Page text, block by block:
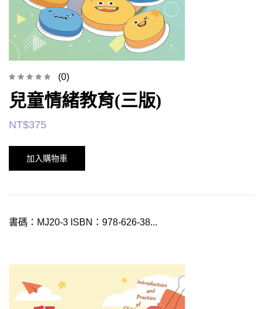
(0)
兒童情緒教育(三版)
NT$375
加入購物車
書碼：MJ20-3 ISBN：978-626-38...